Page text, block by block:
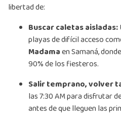
libertad de:
Buscar caletas aisladas:
playas de difícil acceso
Madamaen Samaná,
90% de los fiesteros.
Salir temprano, volver
las 7:30 AM para disfrutar
antes de que lleguen las